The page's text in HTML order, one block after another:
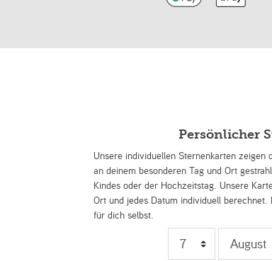
Persönlicher
Unsere individuellen Sternenkarten
an deinem besonderen Tag und Ort
Kindes oder der Hochzeitstag. Unsere
Ort und jedes Datum individuell
für dich selbst.